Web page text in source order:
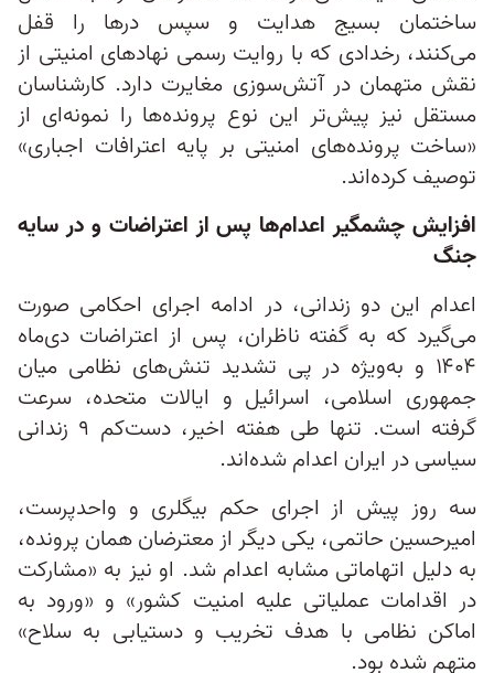
ساختمان بسیج هدایت و سپس درها را قفل
می‌کنند، رخدادی که با روایت رسمی نهادهای امنیتی از
نقش متهمان در آتش‌سوزی مغایرت دارد. کارشناسان
مستقل نیز پیش‌تر این نوع پرونده‌ها را نمونه‌ای از
«ساخت پرونده‌های امنیتی بر پایه اعترافات اجباری»
توصیف کرده‌اند.
افزایش چشمگیر اعدام‌ها پس از اعتراضات و در سایه
جنگ
اعدام این دو زندانی، در ادامه اجرای احکامی صورت
می‌گیرد که به گفته ناظران، پس از اعتراضات دی‌ماه
۱۴۰۴ و به‌ویژه در پی تشدید تنش‌های نظامی میان
جمهوری اسلامی، اسرائیل و ایالات متحده، سرعت
گرفته است. تنها طی هفته اخیر، دست‌کم ۹ زندانی
سیاسی در ایران اعدام شده‌اند.
سه روز پیش از اجرای حکم بیگلری و واحدپرست،
امیرحسین حاتمی، یکی دیگر از معترضان همان پرونده،
به دلیل اتهاماتی مشابه اعدام شد. او نیز به «مشارکت
در اقدامات عملیاتی علیه امنیت کشور» و «ورود به
اماکن نظامی با هدف تخریب و دستیابی به سلاح»
متهم شده بود.